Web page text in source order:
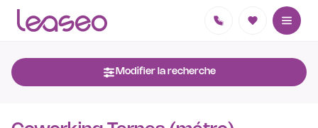
Modifier la recherche